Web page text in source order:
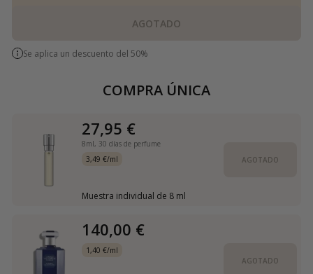
AGOTADO
Se aplica un descuento del 50%
COMPRA ÚNICA
27,95 €
8ml, 30 días de perfume
3,49 €/ml
Muestra individual de 8 ml
AGOTADO
140,00 €
1,40 €/ml
AGOTADO